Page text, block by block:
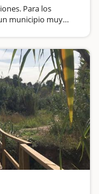
Para los
municipio muy